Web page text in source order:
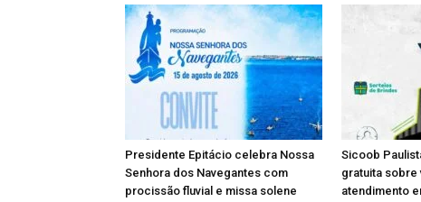
Presidente Epitácio celebra Nossa
Senhora dos Navegantes com
procissão fluvial e missa solene
Sicoob
gratuita sobre
atendimento